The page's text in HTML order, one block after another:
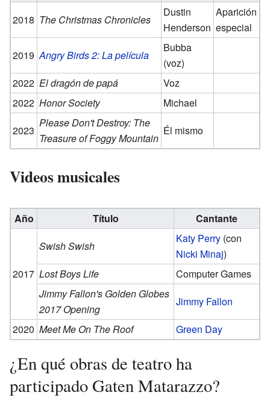
2018 The Christmas Chronicles
Dustin
Henderson
Aparición
especial
2019 Angry Birds 2: La película
Bubba
(voz)
2022 El dragón de papá
Voz
2022 Honor Society
Michael
2023
Please Don't Destroy: The
Treasure of Foggy Mountain
Él mismo
Videos musicales
Año Título Cantante
2017
Swish Swish
Katy Perry (con
Nicki Minaj)
Lost Boys Life
Computer Games
Jimmy Fallon's Golden Globes
2017 Opening
Jimmy Fallon
2020 Meet Me On The Roof Green Day
¿En qué obras de teatro ha
participado Gaten Matarazzo?